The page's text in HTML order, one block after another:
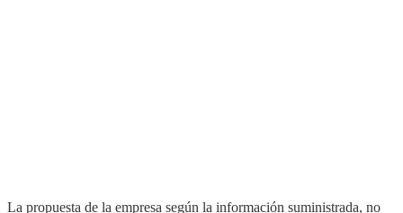
La propuesta de la empresa según la información suministrada, no